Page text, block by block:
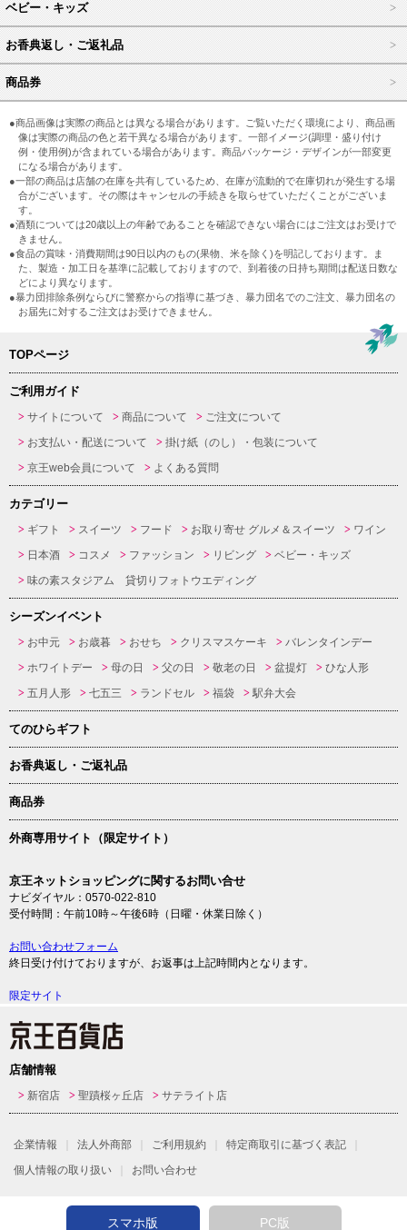
ベビー・キッズ
お香典返し・ご返礼品
商品券
●商品画像は実際の商品とは異なる場合があります。ご覧いただく環境により、商品画
像は実際の商品の色と若干異なる場合があります。一部イメージ(調理・盛り付け
例・使用例)が含まれている場合があります。商品パッケージ・デザインが一部変更
になる場合があります。
●一部の商品は店舗の在庫を共有しているため、在庫が流動的で在庫切れが発生する場
合がございます。その際はキャンセルの手続きを取らせていただくことがございま
す。
●酒類については20歳以上の年齢であることを確認できない場合にはご注文はお受けで
きません。
●食品の賞味・消費期間は90日以内のもの(果物、米を除く)を明記しております。ま
た、製造・加工日を基準に記載しておりますので、到着後の日持ち期間は配送日数な
どにより異なります。
●暴力団排除条例ならびに警察からの指導に基づき、暴力団名でのご注文、暴力団名の
お届先に対するご注文はお受けできません。
TOPページ
ご利用ガイド
サイトについて 商品について
ご注文について
お支払い・配送について
掛け紙（のし）・包装について
京王web会員について
よくある質問
カテゴリー
ギフト スイーツ フード お取り寄せ グルメ＆スイーツ
ワイン
日本酒
コスメ ファッション リビング
ベビー・キッズ
味の素スタジアム 貸切りフォトウエディング
シーズンイベント
お中元 お歳暮 おせち クリスマスケーキ
バレンタインデー
ホワイトデー
母の日 父の日 敬老の日 盆提灯
ひな人形
五月人形
七五三 ランドセル 福袋 駅弁大会
てのひらギフト
お香典返し・ご返礼品
商品券
外商専用サイト（限定サイト）
京王ネットショッピングに関するお問い合せ
ナビダイヤル：0570-022-810
受付時間：午前10時～午後6時（日曜・休業日除く）
お問い合わせフォーム
終日受け付けておりますが、お返事は上記時間内となります。
限定サイト
店舗情報
新宿店 聖蹟桜ヶ丘店 サテライト店
企業情報 法人外商部 ご利用規約
特定商取引に基づく表記
個人情報の取り扱い
お問い合わせ
スマホ版 PC版